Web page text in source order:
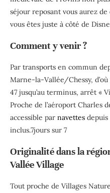
séjour reposant vous aurez
vous êtes juste à côté de
Comment y venir ?
Par transports en commun
Marne-la-Vallée/Chessy,
47 jusqu’au terminus, arrêt «
Proche de l’aéroport Charles
accessible par navettes
inclus.7jours sur 7
Originalité dans la
Vallée Village
Tout proche de Villages